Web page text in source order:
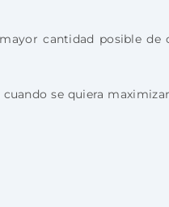
cantidad posible
se quiera